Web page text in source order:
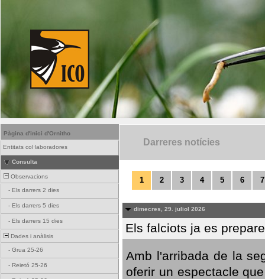
Pàgina d'inici d'Ornitho
Entitats col·laboradores
Consulta
Observacions
- Els darrers 2 dies
- Els darrers 5 dies
- Els darrers 15 dies
Dades i anàlisis
- Grua 25-26
- Reietó 25-26
Darreres notícies
1 2 3 4 5 6 7
dimecres, 29. juliol 2026
Els falciots ja es
Amb l'arribada de la
oferir un espectacle